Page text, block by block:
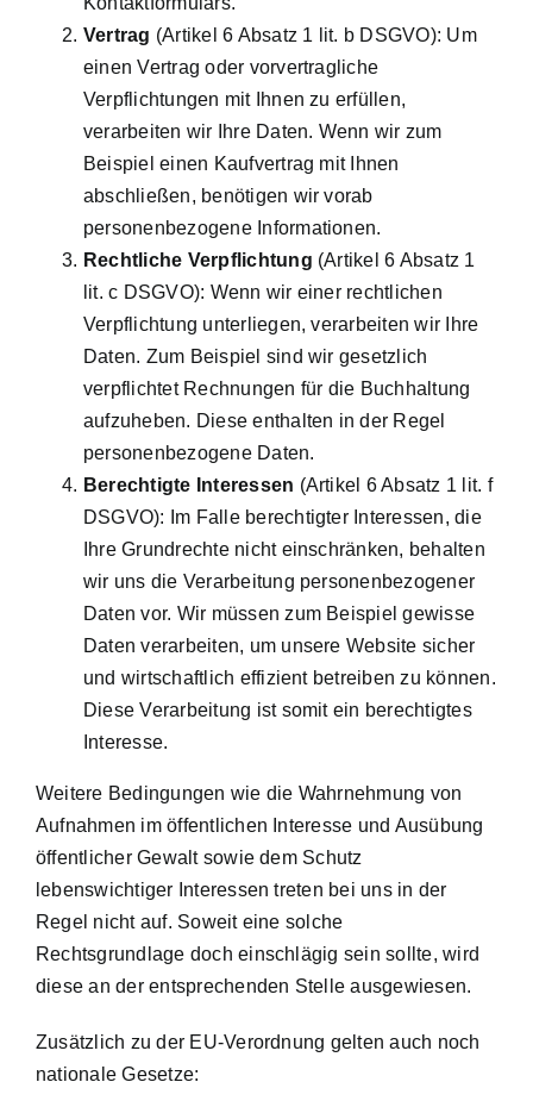
Vertrag (Artikel 6 Absatz 1 lit. b DSGVO): Um
einen Vertrag oder vorvertragliche
Verpflichtungen mit Ihnen zu erfüllen,
verarbeiten wir Ihre Daten. Wenn wir zum
Beispiel einen Kaufvertrag mit Ihnen
abschließen, benötigen wir vorab
personenbezogene Informationen.
Rechtliche Verpflichtung (Artikel 6 Absatz 1
lit. c DSGVO): Wenn wir einer rechtlichen
Verpflichtung unterliegen, verarbeiten wir Ihre
Daten. Zum Beispiel sind wir gesetzlich
verpflichtet Rechnungen für die Buchhaltung
aufzuheben. Diese enthalten in der Regel
personenbezogene Daten.
Berechtigte Interessen (Artikel 6 Absatz 1 lit. f
DSGVO): Im Falle berechtigter Interessen, die
Ihre Grundrechte nicht einschränken, behalten
wir uns die Verarbeitung personenbezogener
Daten vor. Wir müssen zum Beispiel gewisse
Daten verarbeiten, um unsere Website sicher
und wirtschaftlich effizient betreiben zu können.
Diese Verarbeitung ist somit ein berechtigtes
Interesse.
Weitere Bedingungen wie die Wahrnehmung von
Aufnahmen im öffentlichen Interesse und Ausübung
öffentlicher Gewalt sowie dem Schutz
lebenswichtiger Interessen treten bei uns in der
Regel nicht auf. Soweit eine solche
Rechtsgrundlage doch einschlägig sein sollte, wird
diese an der entsprechenden Stelle ausgewiesen.
Zusätzlich zu der EU-Verordnung gelten auch noch
nationale Gesetze: